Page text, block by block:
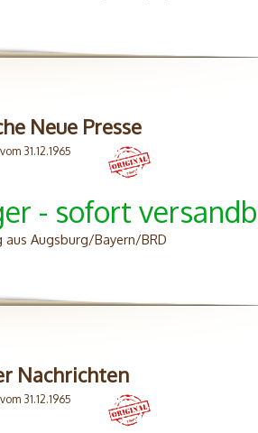
Neue Presse
31.12.1965
- sofort
aus Augsburg/Bayern/BRD
Nachrichten
31.12.1965